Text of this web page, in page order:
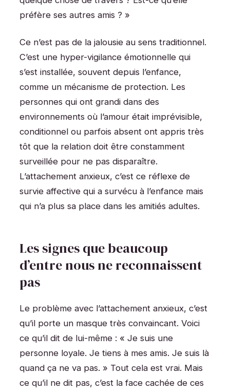
préfère ses autres amis ? »
Ce n’est pas de la jalousie au sens traditionnel.
C’est une hyper-vigilance émotionnelle qui
s’est installée, souvent depuis l’enfance,
comme un mécanisme de protection. Les
personnes qui ont grandi dans des
environnements où l’amour était imprévisible,
conditionnel ou parfois absent ont appris très
tôt que la relation doit être constamment
surveillée pour ne pas disparaître.
L’attachement anxieux, c’est ce réflexe de
survie affective qui a survécu à l’enfance mais
qui n’a plus sa place dans les amitiés adultes.
Les signes que beaucoup
d’entre nous ne reconnaissent
pas
Le problème avec l’attachement anxieux, c’est
qu’il porte un masque très convaincant. Voici
ce qu’il dit de lui-même : « Je suis une
personne loyale. Je tiens à mes amis. Je suis là
quand ça ne va pas. » Tout cela est vrai. Mais
ce qu’il ne dit pas, c’est la face cachée de ces